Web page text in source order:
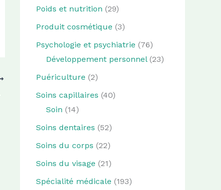
Poids et nutrition (29)
Produit cosmétique (3)
Psychologie et psychiatrie (76)
Développement personnel(23)
Puériculture (2)
Soins capillaires (40)
Soin (14)
Soins dentaires (52)
Soins du corps (22)
Soins du visage (21)
Spécialité médicale (193)